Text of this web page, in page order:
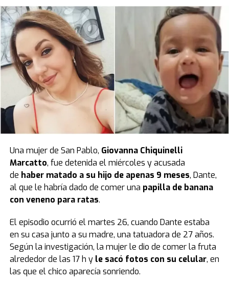
Una mujer de San Pablo, Giovanna Chiquinelli
Marcatto, fue detenida el miércoles y acusada
de haber matado a su hijo de apenas 9 meses, Dante,
al que le habría dado de comer una papilla de banana
con veneno para ratas.
El episodio ocurrió el martes 26, cuando Dante estaba
en su casa junto a su madre, una tatuadora de 27 años.
Según la investigación, la mujer le dio de comer la fruta
alrededor de las 17 h y le sacó fotos con su celular, en
las que el chico aparecía sonriendo.